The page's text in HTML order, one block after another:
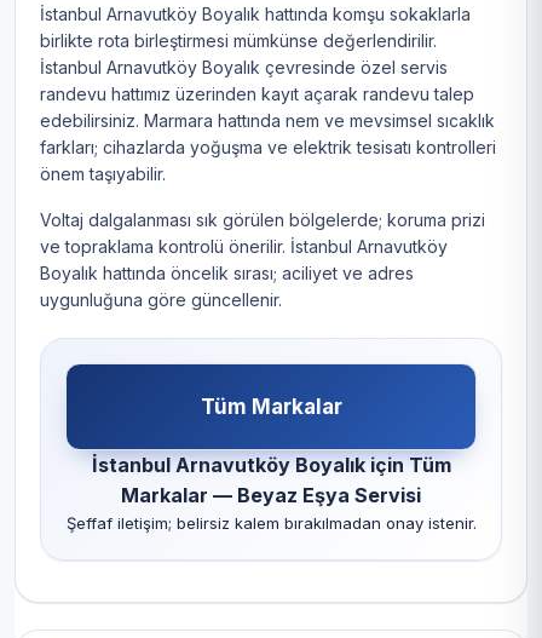
İstanbul Arnavutköy Boyalık hattında komşu sokaklarla
birlikte rota birleştirmesi mümkünse değerlendirilir.
İstanbul Arnavutköy Boyalık çevresinde özel servis
randevu hattımız üzerinden kayıt açarak randevu talep
edebilirsiniz. Marmara hattında nem ve mevsimsel sıcaklık
farkları; cihazlarda yoğuşma ve elektrik tesisatı kontrolleri
önem taşıyabilir.
Voltaj dalgalanması sık görülen bölgelerde; koruma prizi
ve topraklama kontrolü önerilir. İstanbul Arnavutköy
Boyalık hattında öncelik sırası; aciliyet ve adres
uygunluğuna göre güncellenir.
Tüm Markalar
İstanbul Arnavutköy Boyalık için Tüm
Markalar — Beyaz Eşya Servisi
Şeffaf iletişim; belirsiz kalem bırakılmadan onay istenir.